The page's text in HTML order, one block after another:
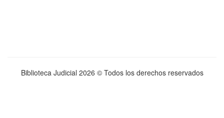
Biblioteca Judicial 2026 © Todos los derechos reservados